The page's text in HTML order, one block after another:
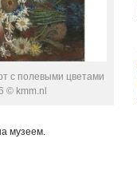
с полевыми цветами
© kmm.nl
музеем.